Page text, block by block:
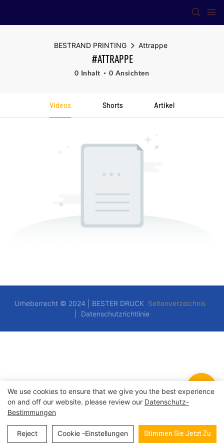
BESTRAND PRINTING Attrappe
#ATTRAPPE
0 Inhalt 0 Ansichten
Videos Shorts Artikel
Urheberrecht © 2024 | BESTER DRUCK Seitenverzeichnis
Datenschutzrichtlinie
We use cookies to ensure that we give you the best experience
on and off our website. please review our Datenschutz-
Bestimmungen
Reject Cookie -Einstellungen Stimmen Sie Jetzt Zu